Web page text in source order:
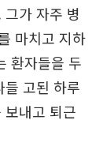
가 자주 병
마치고 지하
환자들을 두
고된 하루
내고 퇴근